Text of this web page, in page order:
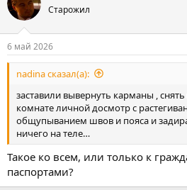
Старожил
6 май 2026
nadina сказал(а):
заставили вывернуть карманы ,
комнате личной досмотр с
общупыванием швов и пояса и
ничего на теле…
Такое ко всем, или только к
паспортами?